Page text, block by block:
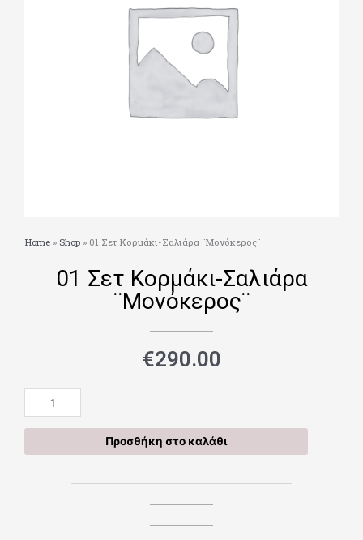
Home » Shop » 01 Σετ Κορμάκι-Σαλιάρα ¨Μονόκερος¨
01 Σετ Κορμάκι-Σαλιάρα
¨Μονόκερος¨
€290.00
Σετ
Κορμάκι-
ποσότητα
Προσθήκη στο καλάθι